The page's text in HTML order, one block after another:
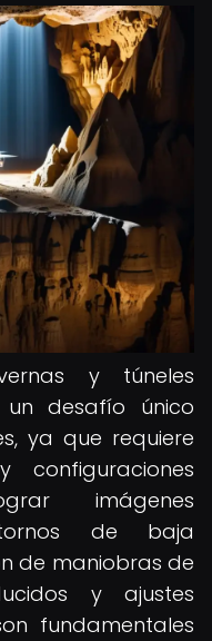
y túneles
un desafío único
ya que requiere
configuraciones
imágenes
de baja
de maniobras de
y ajustes
fundamentales